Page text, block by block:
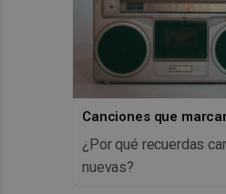
Canciones que
¿Por qué recuerdas
nuevas?